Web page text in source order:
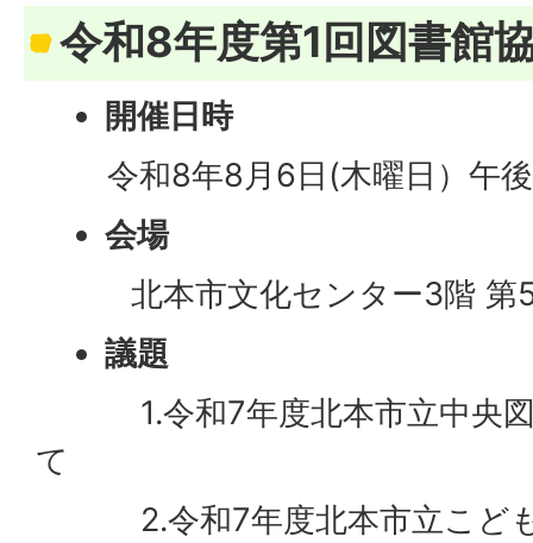
令和8年度第1回図書館
開催日時
令和8年8月6日(木曜日）午
会場
北本市文化センター3階 第5
議題
1.令和7年度北本市立中央図
て
2.令和7年度北本市立こども